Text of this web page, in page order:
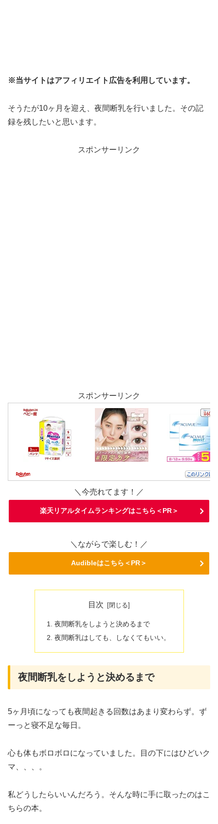
※当サイトはアフィリエイト広告を利用しています。
そうたが10ヶ月を迎え、夜間断乳を行いました。その記
録を残したいと思います。
スポンサーリンク
スポンサーリンク
＼今売れてます！／
楽天リアルタイムランキングはこちら＜PR＞
＼ながらで楽しむ！／
Audibleはこちら＜PR＞
目次
夜間断乳をしようと決めるまで
夜間断乳はしても、しなくてもいい。
夜間断乳をしようと決めるまで
5ヶ月頃になっても夜間起きる回数はあまり変わらず。ず
ーっと寝不足な毎日。
心も体もボロボロになっていました。目の下にはひどいク
マ、、、。
私どうしたらいいんだろう。そんな時に手に取ったのはこ
ちらの本。